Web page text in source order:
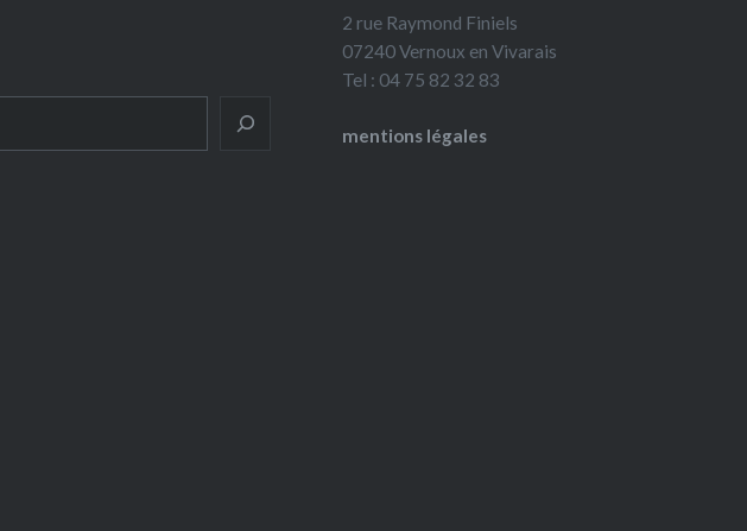
2 rue Raymond Finiels
07240 Vernoux en Vivarais
Tel : 04 75 82 32 83
mentions légales